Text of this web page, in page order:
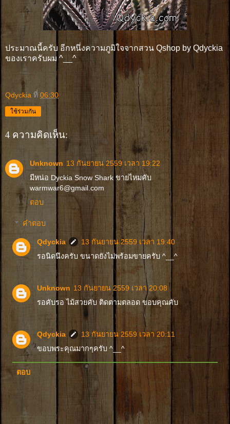
ประมาณนี้ครับ อีกหนึ่งความภูมิใจจากสวน Qshop by Qdyckia
ของเราครับผม ^__^
Qdyckia ที่ 06:30
ใช้ร่วมกัน
4 ความคิดเห็น:
Unknown 13 กันยายน 2559 เวลา 19:22
มีหน่อ Dyckia Snow Shark ขายไหมคับ
warmwar6@gmail.com
ตอบ
คำตอบ
Qdyckia
13 กันยายน 2559 เวลา 19:40
รอนิดนึงครับ ขนาดยังไม่พร้อมขายครับ ^__^
Unknown 13 กันยายน 2559 เวลา 20:08
รอคับรอ ไม้สวยคับ ติดตามตลอด ขอบคุณคับ
Qdyckia
13 กันยายน 2559 เวลา 20:11
ขอบพระคุณมากๆครับ ^__^
ตอบ